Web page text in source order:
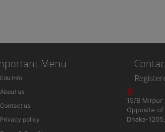
Menu
Edu Info
About us
Contact us
Privacy policy
15/B Mirpur
Opposite of
Dhaka-